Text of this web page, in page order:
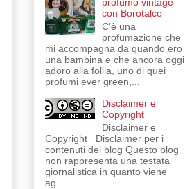
con Borotalco
C'è una
profumazione che
mi accompagna da quando ero
una bambina e che ancora oggi
adoro alla follia, uno di quei
profumi ever green,...
Disclaimer e
Copyright
Disclaimer e
Copyright Disclaimer per i
contenuti del blog Questo blog
non rappresenta una testata
giornalistica in quanto viene
ag...